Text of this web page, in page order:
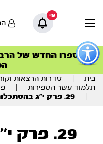
כפתור
לפתיחת
תפריט
9+
סדרות הסדרה
ספרו החדש של הרב
הצטרפו סדרות הסדרה
תוכן
מרכזי
בית סדרות הרצאות
תלמוד עשר הספירות
29. פרק י”ג בהסתכלות פנימית
29.